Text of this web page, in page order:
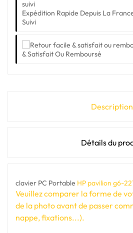
Expédition Rapide Depuis La
Suivi
& Satisfait Ou Remboursé
Description
Détails du
clavier PC Portable HP pavilion g6-
Veuillez comparer la forme de
de la photo avant de passer
nappe, fixations...).